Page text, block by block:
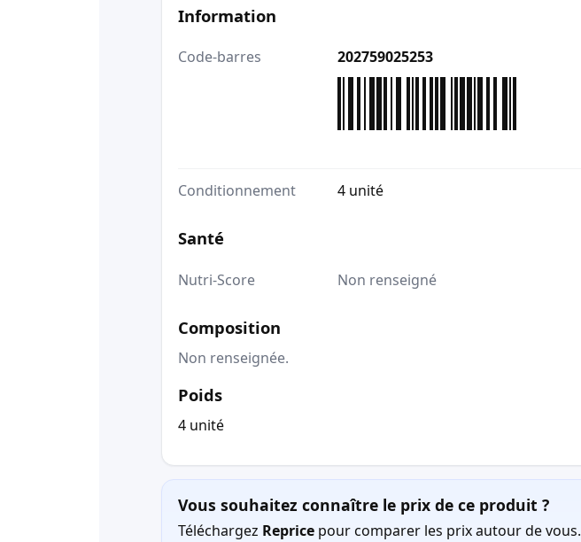
Information
Code-barres 202759025253
Conditionnement 4 unité
Santé
Nutri-Score Non renseigné
Composition
Non renseignée.
Poids
4 unité
Vous souhaitez connaître le prix de ce produit ?
Téléchargez Reprice pour comparer les prix autour de vous.